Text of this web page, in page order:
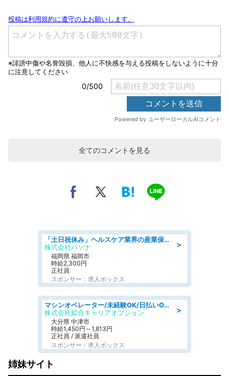
全てのコメントを見る
＞
「土日祝休み」ヘルスケア業界の産業保健師/高時給/未経験OK/要資格:保健師、正看護師
株式会社パソナ
福岡県 福岡市
時給2,300円
正社員
スポンサー：求人ボックス
＞
マシンオペレーター/未経験OK/日払いOK/交替制/20・30・40代活躍中/製造 工場
株式会社綜合キャリアオプション
大分県 中津市
時給1,450円～1,813円
正社員 / 派遣社員
スポンサー：求人ボックス
姉妹サイト